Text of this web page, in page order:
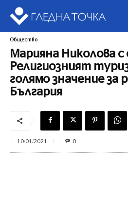
Общество
Марияна Николова
Религиозният
голямо значение за
България
10/01/2021 0